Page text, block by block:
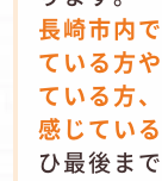
長崎市内
ている方
ている方
感じてい
ひ最後ま